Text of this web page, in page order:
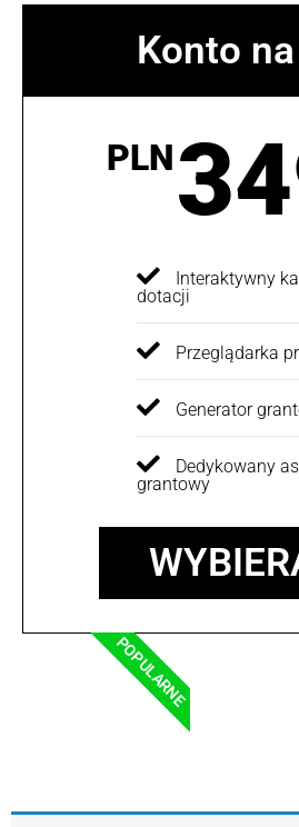
Konto
PLN
Interaktywny
dotacji
Przeglądarka
Generator
Dedykowany
grantowy
POPULARNE